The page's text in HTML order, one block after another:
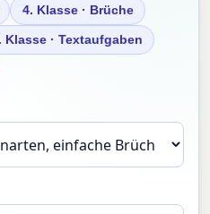
4. Klasse · Brüche
Klasse · Textaufgaben